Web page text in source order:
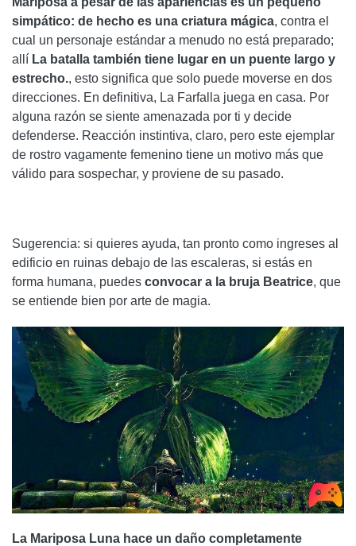
simpático: de hecho es una criatura mágica, contra el
cual un personaje estándar a menudo no está preparado;
allí La batalla también tiene lugar en un puente largo y
estrecho., esto significa que solo puede moverse en dos
direcciones. En definitiva, La Farfalla juega en casa. Por
alguna razón se siente amenazada por ti y decide
defenderse. Reacción instintiva, claro, pero este ejemplar
de rostro vagamente femenino tiene un motivo más que
válido para sospechar, y proviene de su pasado.
Sugerencia: si quieres ayuda, tan pronto como ingreses al
edificio en ruinas debajo de las escaleras, si estás en
forma humana, puedes convocar a la bruja Beatrice, que
se entiende bien por arte de magia.
La Mariposa Luna hace un daño completamente